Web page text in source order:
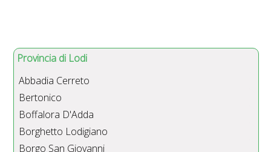
Provincia di Lodi
Abbadia Cerreto
Bertonico
Boffalora D'Adda
Borghetto Lodigiano
Borgo San Giovanni